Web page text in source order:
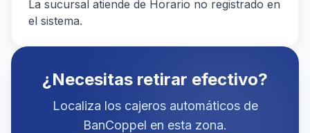
La sucursal atiende de Horario no registrado en
el sistema.
¿Necesitas retirar efectivo?
Localiza los cajeros automáticos de
BanCoppel en esta zona.